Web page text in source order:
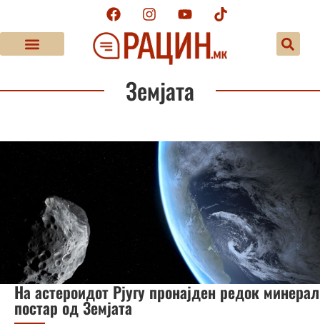
Земјата
На астероидот Рјугу пронајден редок минерал
постар од Земјата